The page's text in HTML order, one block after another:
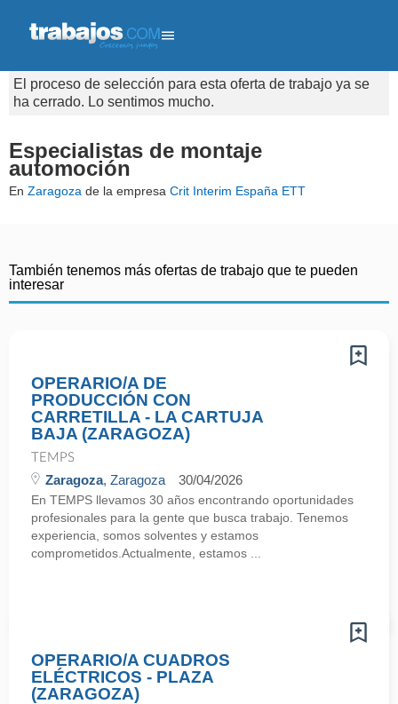
El proceso de selección para esta oferta de trabajo ya se
ha cerrado. Lo sentimos mucho.
Especialistas de montaje
automoción
En Zaragoza de la empresa Crit Interim España ETT
También tenemos más ofertas de trabajo que te pueden
interesar
OPERARIO/A DE
PRODUCCIÓN CON
CARRETILLA - LA CARTUJA
BAJA (ZARAGOZA)
TEMPS
Zaragoza, Zaragoza 30/04/2026
En TEMPS llevamos 30 años encontrando oportunidades
profesionales para la gente que busca trabajo. Tenemos
experiencia, somos solventes y estamos
comprometidos.Actualmente, estamos ...
OPERARIO/A CUADROS
ELÉCTRICOS - PLAZA
(ZARAGOZA)